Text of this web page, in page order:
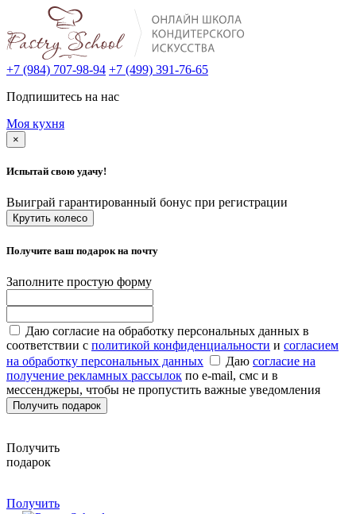
+7 (984) 707-98-94 +7 (499) 391-76-65
Подпишитесь на нас
Моя кухня
×
Испытай свою удачу!
Выиграй гарантированный бонус при регистрации
Крутить колесо
Получите ваш подарок на почту
Заполните простую форму
Даю согласие на обработку персональных данных в
соответствии с политикой конфиденциальности и согласием
на обработку персональных данных
Даю согласие на
получение рекламных рассылок по e-mail, смс и в
мессенджеры, чтобы не пропустить важные уведомления
Получить подарок
Получить
подарок
Получить